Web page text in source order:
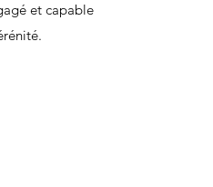
et capable